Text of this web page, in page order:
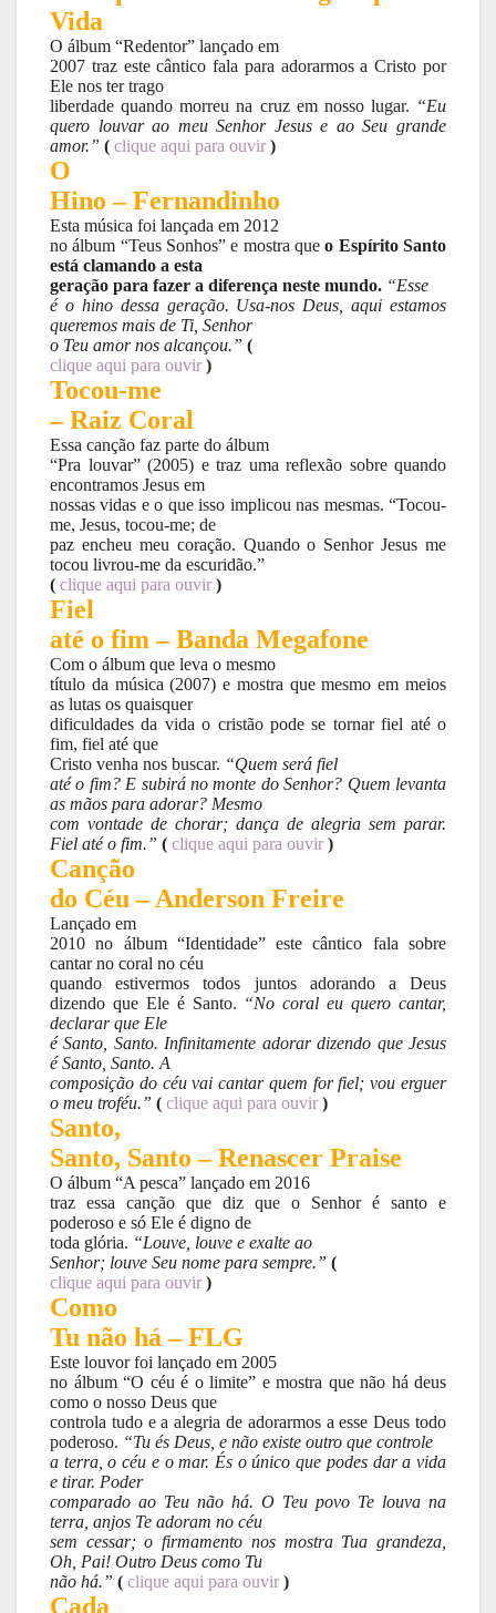
Vida
O álbum “Redentor” lançado em
2007 traz este cântico fala para adorarmos a Cristo por
Ele nos ter trago
liberdade quando morreu na cruz em nosso lugar. “Eu
quero louvar ao meu Senhor Jesus e ao Seu grande
amor.” ( clique aqui para ouvir )
O
Hino – Fernandinho
Esta música foi lançada em 2012
no álbum “Teus Sonhos” e mostra queo Espírito Santo
está clamando a esta
geração para fazer a diferença neste mundo. “Esse
é o hino dessa geração. Usa-nos Deus, aqui estamos
queremos mais de Ti, Senhor
o Teu amor nos alcançou.” (
clique aqui para ouvir )
Tocou-me
– Raiz Coral
Essa canção faz parte do álbum
“Pra louvar” (2005) e traz uma reflexão sobre quando
encontramos Jesus em
nossas vidas e o que isso implicou nas mesmas. “Tocou-
me, Jesus, tocou-me; de
paz encheu meu coração. Quando o Senhor Jesus me
tocou livrou-me da escuridão.”
( clique aqui para ouvir )
Fiel
até o fim – Banda Megafone
Com o álbum que leva o mesmo
título da música (2007) e mostra que mesmo em meios
as lutas os quaisquer
dificuldades da vida o cristão pode se tornar fiel até o
fim, fiel até que
Cristo venha nos buscar. “Quem será fiel
até o fim? E subirá no monte do Senhor? Quem levanta
as mãos para adorar? Mesmo
com vontade de chorar; dança de alegria sem parar.
Fiel até o fim.” ( clique aqui para ouvir )
Canção
do Céu – Anderson Freire
Lançado em
2010 no álbum “Identidade” este cântico fala sobre
cantar no coral no céu
quando estivermos todos juntos adorando a Deus
dizendo que Ele é Santo. “No coral eu quero cantar,
declarar que Ele
é Santo, Santo. Infinitamente adorar dizendo que Jesus
é Santo, Santo. A
composição do céu vai cantar quem for fiel; vou erguer
o meu troféu.” ( clique aqui para ouvir )
Santo,
Santo, Santo – Renascer Praise
O álbum “A pesca” lançado em 2016
traz essa canção que diz que o Senhor é santo e
poderoso e só Ele é digno de
toda glória. “Louve, louve e exalte ao
Senhor; louve Seu nome para sempre.” (
clique aqui para ouvir )
Como
Tu não há – FLG
Este louvor foi lançado em 2005
no álbum “O céu é o limite” e mostra que não há deus
como o nosso Deus que
controla tudo e a alegria de adorarmos a esse Deus todo
poderoso. “Tu és Deus, e não existe outro que controle
a terra, o céu e o mar. És o único que podes dar a vida
e tirar. Poder
comparado ao Teu não há. O Teu povo Te louva na
terra, anjos Te adoram no céu
sem cessar; o firmamento nos mostra Tua grandeza,
Oh, Pai! Outro Deus como Tu
não há.” ( clique aqui para ouvir )
Cada